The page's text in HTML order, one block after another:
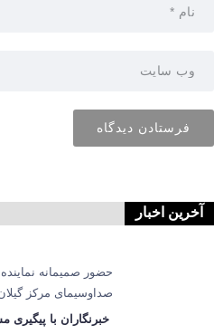
آخرین اخبار
حضور صمیمانه
صداوسیمای مرکز
خبرنگاران با پیگیری